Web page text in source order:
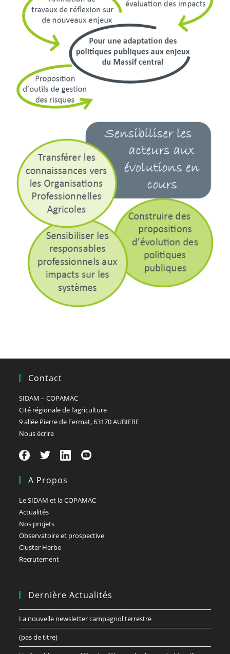
Contact
SIDAM – COPAMAC
Cité régionale de l’agriculture
9 allée Pierre de Fermat, 63170 AUBIERE
Nous écrire
A Propos
Le SIDAM et la COPAMAC
Actualités
Nos projets
Observatoire et prospective
Cluster Herbe
Recrutement
Dernière Actualités
La nouvelle newsletter campagnol terrestre
(pas de titre)